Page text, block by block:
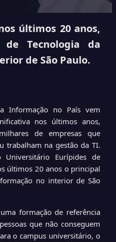
últimos 20 anos,
Tecnologia da
de São Paulo.
Informação no País vem
nos últimos anos,
de empresas que
trabalham na gestão da TI.
Universitário Eurípides de
últimos 20 anos o principal
no interior de São
formação de referência
que não conseguem
o campus universitário, o